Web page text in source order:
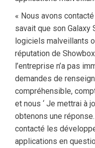
« Nous avons
savait que son
logiciels malveillants
réputation de
l’entreprise n’a pas
demandes de
compréhensible,
et nous ‘ Je mettrai à
obtenons une
contacté les
applications en